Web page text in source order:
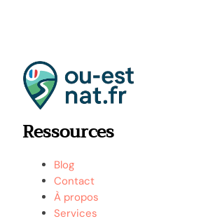
Ressources
Blog
Contact
À propos
Services